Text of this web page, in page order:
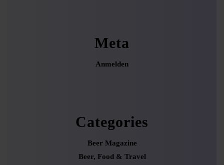
Meta
Anmelden
Categories
Beer Magazine
Beer, Food & Travel